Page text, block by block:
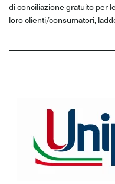
di conciliazione gratuito per
loro clienti/consumatori,